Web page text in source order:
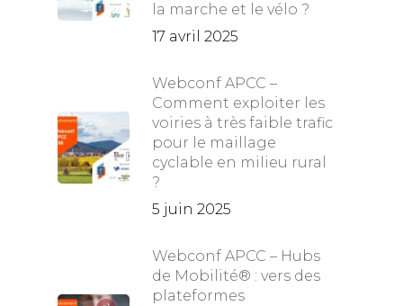
la marche et le vélo ?
17 avril 2025
Webconf APCC –
Comment exploiter les
voiries à très faible trafic
pour le maillage
cyclable en milieu rural
?
5 juin 2025
Webconf APCC – Hubs
de Mobilité® : vers des
plateformes